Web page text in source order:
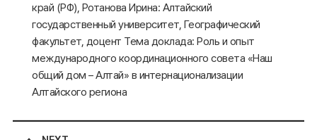
край (РФ), Ротанова Ирина: Алтайский
государственный университет, Географический
факультет, доцент Тема доклада: Роль и опыт
международного координационного совета «Наш
общий дом – Алтай» в интернационализации
Алтайского региона